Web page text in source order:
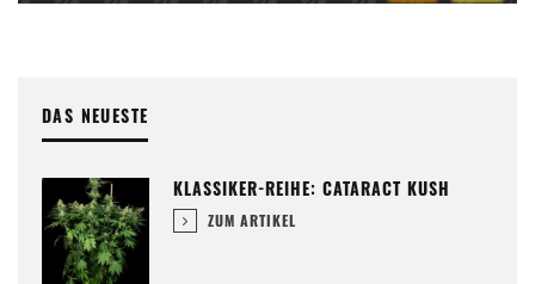
DAS NEUESTE
KLASSIKER-REIHE: CATARACT KUSH
ZUM ARTIKEL